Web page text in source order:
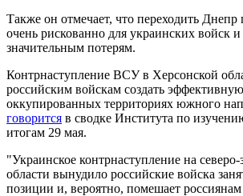
Также он отмечает, что переходить
очень рискованно для украинских войск
значительным потерям.
Контрнаступление ВСУ в Херсонской
российским войскам создать
оккупированных территориях южного
говорится в сводке Института по
итогам 29 мая.
"Украинское контрнаступление на
области вынудило российские войска
позиции и, вероятно, помешает